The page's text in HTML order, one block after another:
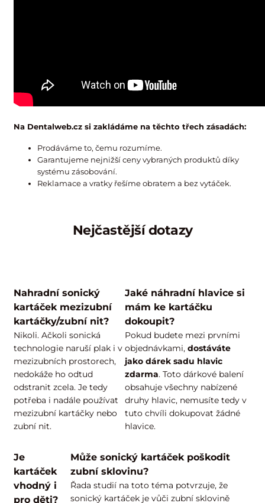
Na Dentalweb.cz si zakládáme na těchto třech zásadách:
Prodáváme to, čemu rozumíme.
Garantujeme nejnižší ceny vybraných produktů díky
systému zásobování.
Reklamace a vratky řešíme obratem a bez vytáček.
Nejčastější dotazy
Nahradní sonický
kartáček mezizubní
kartáčky/zubní nit?
Nikoli. Ačkoli sonická
technologie naruší plak i v
mezizubních prostorech,
nedokáže ho odtud
odstranit zcela. Je tedy
potřeba i nadále používat
mezizubní kartáčky nebo
zubní nit.
Jaké náhradní hlavice si
mám ke kartáčku
dokoupit?
Pokud budete mezi prvními
objednávkami,dostáváte
jako dárek sadu hlavic
zdarma. Toto dárkové balení
obsahuje všechny nabízené
druhy hlavic, nemusíte tedy v
tuto chvíli dokupovat žádné
hlavice.
Je
kartáček
vhodný i
pro děti?
Může sonický kartáček poškodit
zubní sklovinu?
Řada studií na toto téma potvrzuje, že
sonický kartáček je vůči zubní sklovině